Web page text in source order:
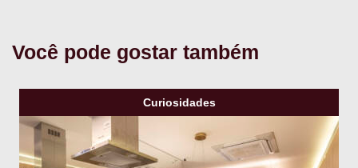
Você pode gostar também
Curiosidades